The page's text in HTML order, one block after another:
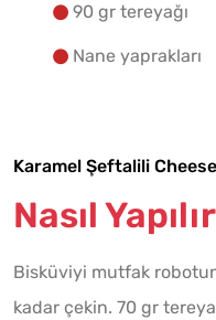
90 gr tereyağı
Nane yaprakları
Karamel Şeftalili
Nasıl Yapılır
Bisküviyi mutfak
kadar çekin. 70 gr